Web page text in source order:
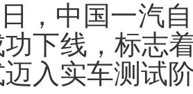
，中国一汽
下线，标志
迈入实车测试